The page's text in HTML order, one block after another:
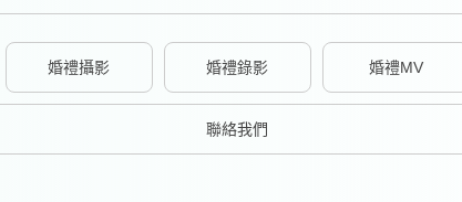
婚禮攝影 婚禮錄影 婚禮MV
聯絡我們